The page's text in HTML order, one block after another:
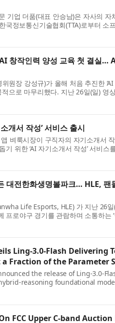
기업 더품(대표 안승남)은 자사의 자
국정보통신기술협회(TTA)로부터 소
급을 획득했다고 밝혔다. GS인증은 국
창작인력 양성 교육 첫 결실…
원장 강성규)가 올해 처음 추진한
적으로 마무리했다. 지난 26일(일) 영
회에서는 5주간의 교육 과정을 통해
개서 작성’ 서비스 출시
벼룩시장이 구직자의 자기소개서
기 위한 ‘AI 자기소개서 작성’ 서비스
개서 작성 서비스는 구직자가 이력
대전한화생명볼파크… HLE, 팬
Life Esports, HLE) 가 지난 26
프로야구 경기를 관람하며 소통하는
사는 ‘e스포츠’와 ‘프로야구’라는 종
Ling-3.0-Flash Delivering
Fraction of the Parameter
the release of Ling-3.0-
reasoning foundational
grade AI agent workflows.
FCC Upper C-band